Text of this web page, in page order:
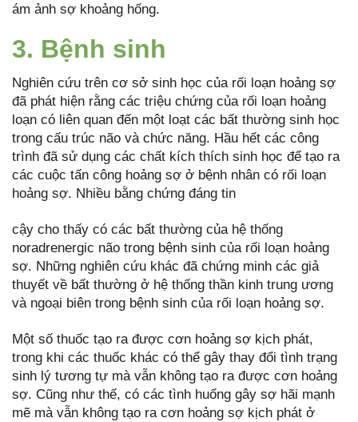
ám ảnh sợ khoảng hống.
3. Bệnh sinh
Nghiên cứu trên cơ sở sinh học của rối loạn hoảng sợ
đã phát hiện rằng các triệu chứng của rối loạn hoảng
loạn có liên quan đến một loạt các bất thường sinh học
trong cấu trúc não và chức năng. Hầu hết các công
trình đã sử dụng các chất kích thích sinh học để tạo ra
các cuộc tấn công hoảng sợ ở bệnh nhân có rối loạn
hoảng sợ. Nhiều bằng chứng đáng tin
cậy cho thấy có các bất thường của hệ thống
noradrenergic não trong bệnh sinh của rối loạn hoảng
sợ. Những nghiên cứu khác đã chứng minh các giả
thuyết về bất thường ở hệ thống thần kinh trung ương
và ngoại biên trong bệnh sinh của rối loạn hoảng sợ.
Một số thuốc tạo ra được cơn hoảng sợ kịch phát,
trong khi các thuốc khác có thể gây thay đổi tình trạng
sinh lý tương tự mà vẫn không tạo ra được cơn hoảng
sợ. Cũng như thế, có các tình huống gây sợ hãi mạnh
mẽ mà vẫn không tạo ra cơn hoảng sợ kịch phát ở